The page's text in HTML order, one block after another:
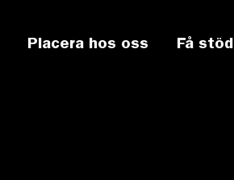
Placera hos oss Få stöd